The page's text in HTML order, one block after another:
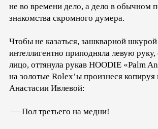
не во времени дело, а дело в обычном
знакомства скромного думера.
Чтобы не казаться, зашкварной
интеллигентно приподняла левую
лицо, оттянула рукав HOODIE «Palm
на золотые Rolex’ы произнеся копируя
Анастасии Ивлевой:
— Пол третьего на медни!